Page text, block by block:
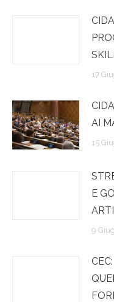
17
AI
15
E
9